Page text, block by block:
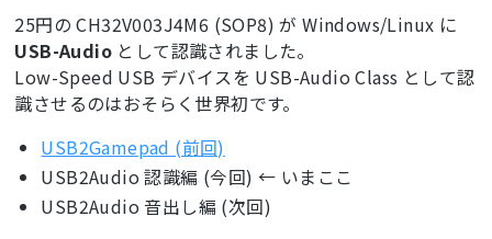
25円の CH32V003J4M6 (SOP8) が Windows/Linux に
USB-Audio として認識されました。
Low-Speed USB デバイスを USB-Audio Class として認
識させるのはおそらく世界初です。
USB2Gamepad (前回)
USB2Audio 認識編 (今回) ← いまここ
USB2Audio 音出し編 (次回)